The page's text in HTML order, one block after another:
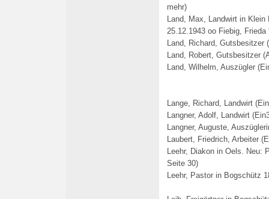
mehr)
Land, Max, Landwirt in
25.12.1943 oo Fiebig,
Land, Richard, Gutsbesitzer
Land, Robert, Gutsbesitzer
Land, Wilhelm, Auszügler
Lange, Richard, Landwirt
Langner, Adolf, Landwirt
Langner, Auguste,
Laubert, Friedrich, Arbeiter
Leehr, Diakon in Oels.
Seite 30)
Leehr, Pastor in Bogschütz